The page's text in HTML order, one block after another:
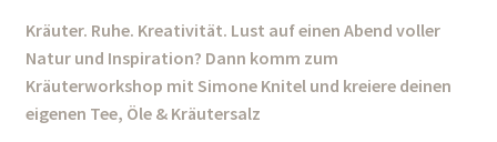
Kräuter. Ruhe. Kreativität. Lust auf einen Abend voller
Natur und Inspiration? Dann komm zum
Kräuterworkshop mit Simone Knitel und kreiere deinen
eigenen Tee, Öle & Kräutersalz